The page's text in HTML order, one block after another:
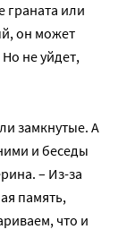
граната или
он может
Но не уйдет,
замкнутые. А
и беседы
– Из-за
память,
что и